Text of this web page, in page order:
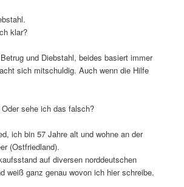
klar?
und Diebstahl, beides basiert immer
sich mitschuldig. Auch wenn die Hilfe
Oder sehe ich das falsch?
ich bin 57 Jahre alt und wohne an der
(Ostfriedland).
auf diversen norddeutschen
weiß ganz genau wovon ich hier schreibe.